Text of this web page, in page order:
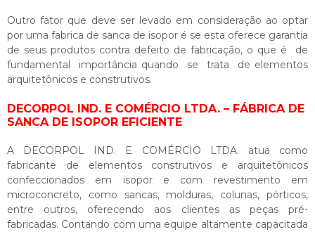
Outro fator que deve ser levado em consideração ao optar
por uma fabrica de sanca de isopor é se esta oferece garantia
de seus produtos contra defeito de fabricação, o que é de
fundamental importância quando se trata de elementos
arquitetônicos e construtivos.
DECORPOL IND. E COMÉRCIO LTDA. – FÁBRICA DE
SANCA DE ISOPOR EFICIENTE
A DECORPOL IND. E COMÉRCIO LTDA. atua como
fabricante de elementos construtivos e arquitetônicos
confeccionados em isopor e com revestimento em
microconcreto, como sancas, molduras, colunas, pórticos,
entre outros, oferecendo aos clientes as peças pré-
fabricadas. Contando com uma equipe altamente capacitada